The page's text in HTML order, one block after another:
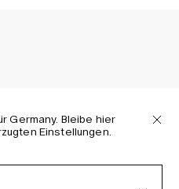
Informationen über
Germany. Bleibe hier
Einstellungen.